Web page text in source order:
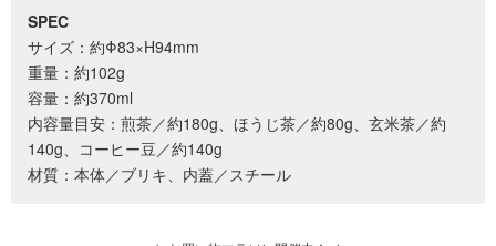
SPEC
サイズ：約Φ83×H94mm
重量：約102g
容量：約370ml
内容量目安：煎茶／約180g、ほうじ茶／約80g、玄米茶／約
140g、コーヒー豆／約140g
材質：本体／ブリキ、内蓋／スチール